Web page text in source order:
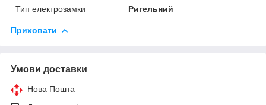
Тип електрозамки
Ригельний
Приховати
Умови доставки
Нова Пошта